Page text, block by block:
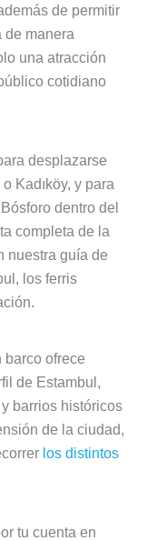
de permitir
de manera
una atracción
cotidiano
desplazarse
Kadıköy, y para
dentro del
completa de la
nuestra guía de
los ferris
barco ofrece
de Estambul,
barrios históricos
de la ciudad,
los distintos
tu cuenta en